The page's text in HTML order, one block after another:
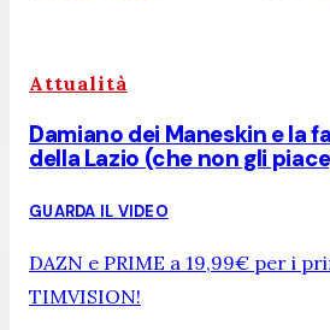
Attualità
Damiano dei Maneskin e la
della Lazio (che non gli
GUARDA IL VIDEO
DAZN e PRIME a 19,99€ per i
TIMVISION!